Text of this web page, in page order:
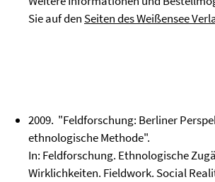
Sie auf den Seiten des Weißensee
2009. "Feldforschung: Berliner
ethnologische Methode".
In: Feldforschung. Ethnologische
Wirklichkeiten. Fieldwork. Social